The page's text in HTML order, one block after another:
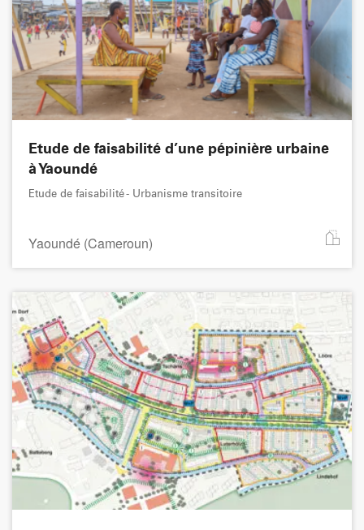
Etude de faisabilité d’une pépinière urbaine
à Yaoundé
Etude de faisabilité - Urbanisme transitoire
Yaoundé (Cameroun)